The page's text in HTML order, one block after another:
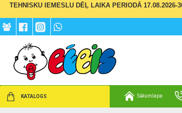
TEHNISKU IEMESLU DĒĻ LAIKA PERIODĀ
KATALOGS Sākumlapa